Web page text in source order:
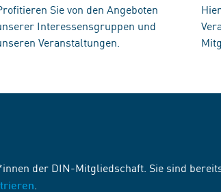
Sie von den Angeboten
Interessensgruppen und
Veranstaltungen.
der DIN-Mitgliedschaft. Sie sind